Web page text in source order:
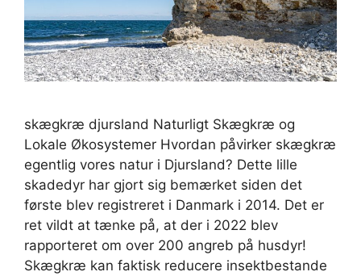
skægkræ djursland Naturligt Skægkræ og
Lokale Økosystemer Hvordan påvirker skægkræ
egentlig vores natur i Djursland? Dette lille
skadedyr har gjort sig bemærket siden det
første blev registreret i Danmark i 2014. Det er
ret vildt at tænke på, at der i 2022 blev
rapporteret om over 200 angreb på husdyr!
Skægkræ kan faktisk reducere insektbestande